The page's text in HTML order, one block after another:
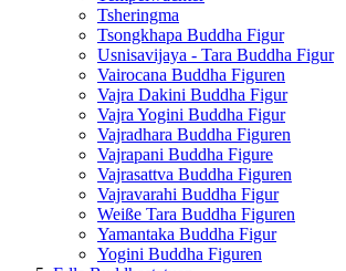
Tsheringma
Tsongkhapa Buddha Figur
Usnisavijaya - Tara Buddha Figur
Vairocana Buddha Figuren
Vajra Dakini Buddha Figur
Vajra Yogini Buddha Figur
Vajradhara Buddha Figuren
Vajrapani Buddha Figure
Vajrasattva Buddha Figuren
Vajravarahi Buddha Figur
Weiße Tara Buddha Figuren
Yamantaka Buddha Figur
Yogini Buddha Figuren